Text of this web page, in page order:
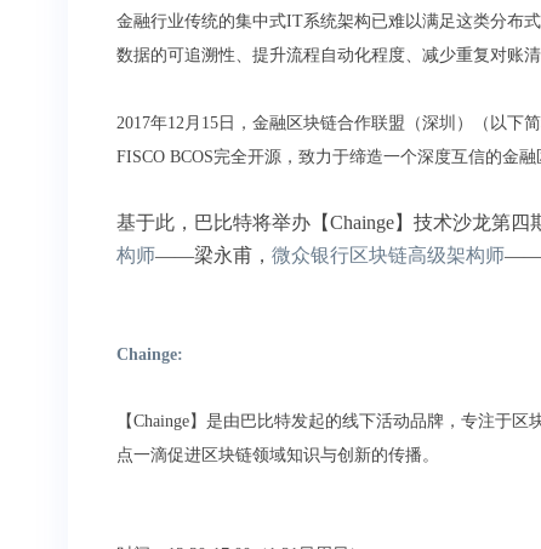
金融行业传统的集中式IT系统架构已难以满足这类分布
数据的可追溯性、提升流程自动化程度、减少重复对账
2017年12月15日，金融区块链合作联盟（深圳）（以
FISCO BCOS完全开源，致力于缔造一个深度互信的金融
基于此，巴比特将举办【Chainge】技术沙龙第
构师——梁永甫， 微众银行区块链高级架构师——
Chainge:
【Chainge】是由巴比特发起的线下活动品牌，专注于
点一滴促进区块链领域知识与创新的传播。